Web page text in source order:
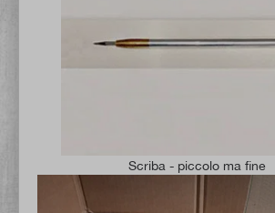
Scriba - piccolo ma fine